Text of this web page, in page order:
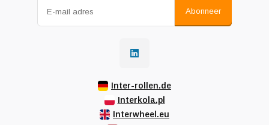
Abonneer
Inter-rollen.de
Interkola.pl
Interwheel.eu